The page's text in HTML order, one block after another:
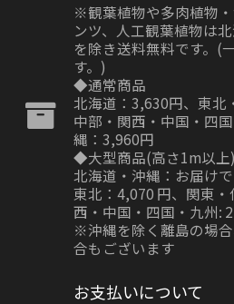
※観葉植物や多肉植物
ンツ、人工観葉植物は
を除き送料無料です。(
す。)
◆通常商品
北海道：3,630円、東北
中部・関西・中国・四
縄：3,960円
◆大型商品(高さ1m以上)
北海道・沖縄：お届けで
東北：4,070 円、関東
西・中国・四国・九州:
※沖縄を除く離島の場
合もございます
お支払いについて